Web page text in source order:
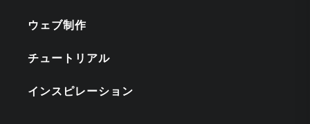
ウェブ制作
チュートリアル
インスピレーション